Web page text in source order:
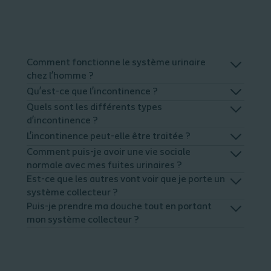
Comment fonctionne le système urinaire
chez l’homme ?
Qu’est-ce que l’incontinence ?
Quels sont les différents types
d’incontinence ?
L’incontinence peut-elle être traitée ?
Comment puis-je avoir une vie sociale
normale avec mes fuites urinaires ?
Est-ce que les autres vont voir que je porte un
système collecteur ?
Puis-je prendre ma douche tout en portant
mon système collecteur ?